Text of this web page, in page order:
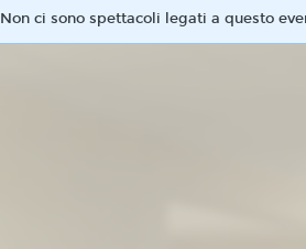
Non ci sono spettacoli legati a questo